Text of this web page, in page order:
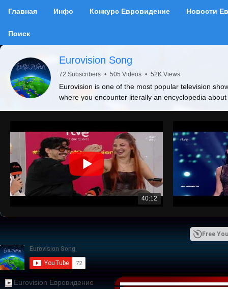
Главная Инфо Конкурс Евровидение Новости
Поиск
Eurovision Song
72 Subscribers • 505 Videos • 52K Views
Eurovision is one of the most popular television
where you encounter literally an encyclopedia
40:12
Free
Eurovision Евровидение